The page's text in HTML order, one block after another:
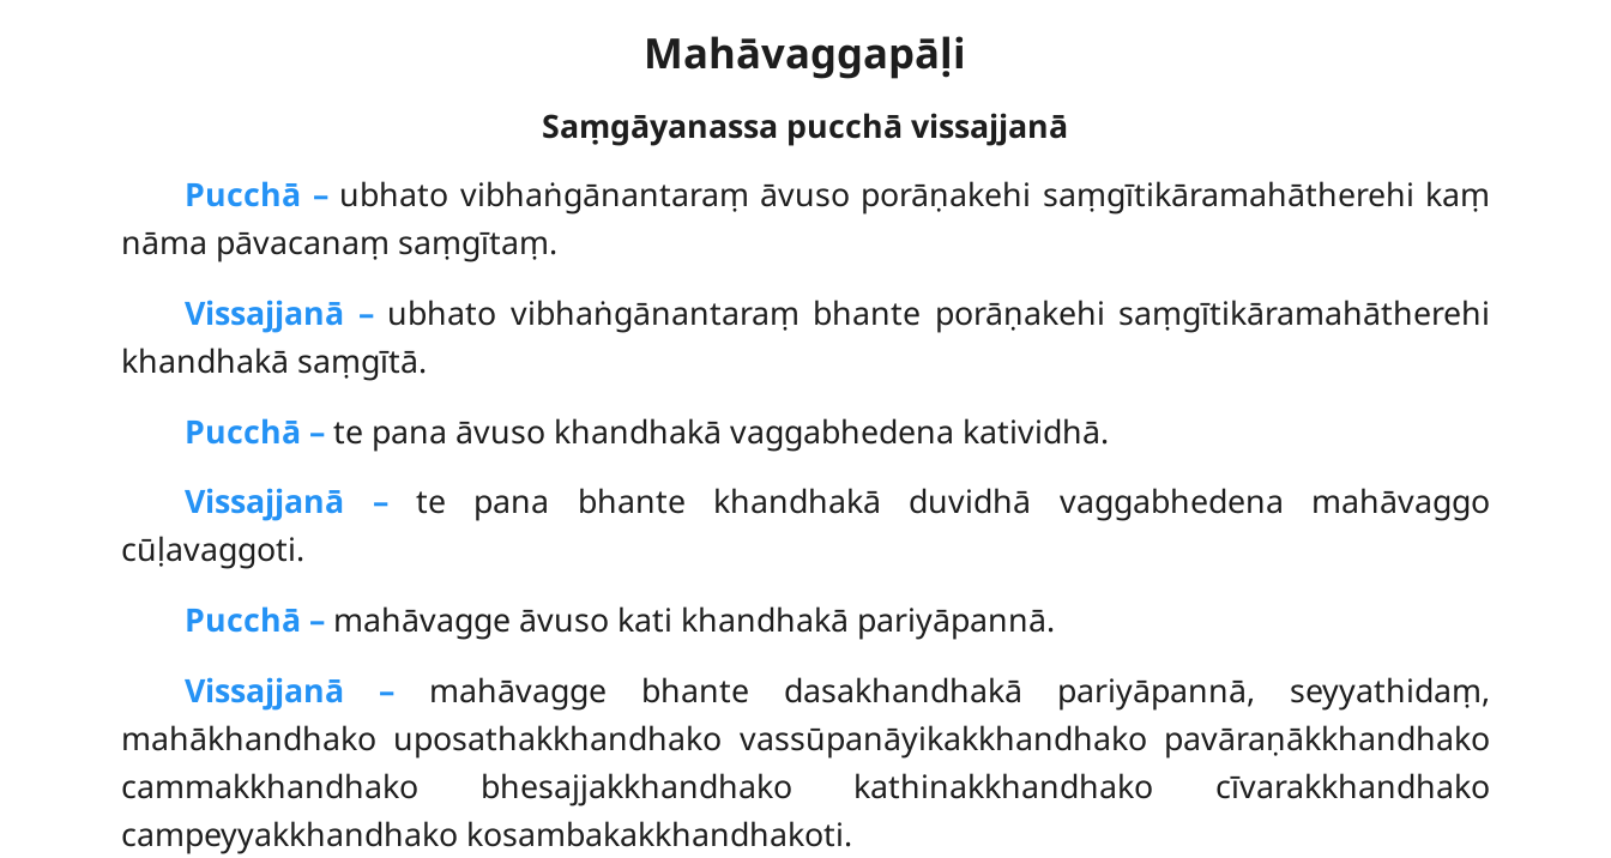
Mahāvaggapāḷi
Saṃgāyanassa pucchā vissajjanā
Pucchā –ubhato vibhaṅgānantaraṃ āvuso porāṇakehi saṃgītikāramahātherehi kaṃ
nāma pāvacanaṃ saṃgītaṃ.
Vissajjanā –ubhato vibhaṅgānantaraṃ bhante porāṇakehi saṃgītikāramahātherehi
khandhakā saṃgītā.
Pucchā –te pana āvuso khandhakā vaggabhedena katividhā.
Vissajjanā –te pana bhante khandhakā duvidhā vaggabhedena mahāvaggo
cūḷavaggoti.
Pucchā – mahāvagge āvuso kati khandhakā pariyāpannā.
Vissajjanā – mahāvagge bhante dasakhandhakā pariyāpannā, seyyathidaṃ,
mahākhandhako uposathakkhandhako vassūpanāyikakkhandhako pavāraṇākkhandhako
cammakkhandhako bhesajjakkhandhako kathinakkhandhako cīvarakkhandhako
campeyyakkhandhako kosambakakkhandhakoti.